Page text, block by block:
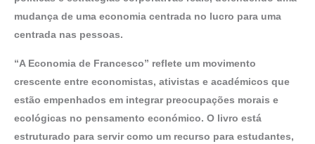
mudança de uma economia centrada no lucro para uma
centrada nas pessoas.
“A Economia de Francesco” reflete um movimento
crescente entre economistas, ativistas e académicos que
estão empenhados em integrar preocupações morais e
ecológicas no pensamento económico. O livro está
estruturado para servir como um recurso para estudantes,